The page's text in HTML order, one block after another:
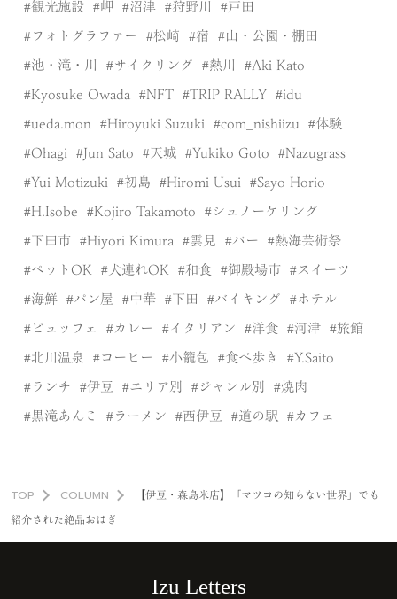
観光施設 岬 沼津 狩野川 戸田
フォトグラファー 松崎 宿 山・公園・棚田
池・滝・川 サイクリング 熱川 Aki Kato
Kyosuke Owada NFT TRIP RALLY idu
ueda.mon Hiroyuki Suzuki com_nishiizu 体験
Ohagi Jun Sato 天城 Yukiko Goto Nazugrass
Yui Motizuki 初島 Hiromi Usui Sayo Horio
H.Isobe Kojiro Takamoto シュノーケリング
下田市 Hiyori Kimura 雲見 バー 熱海芸術祭
ペットOK 犬連れOK 和食 御殿場市 スイーツ
海鮮 パン屋 中華 下田 バイキング ホテル
ビュッフェ カレー イタリアン 洋食 河津 旅館
北川温泉 コーヒー 小籠包 食べ歩き Y.Saito
ランチ 伊豆 エリア別 ジャンル別 焼肉
黒滝あんこ ラーメン 西伊豆 道の駅 カフェ
TOP COLUMN 【伊豆・森島米店】「マツコの知らない世界」でも
紹介された絶品おはぎ
Izu Letters